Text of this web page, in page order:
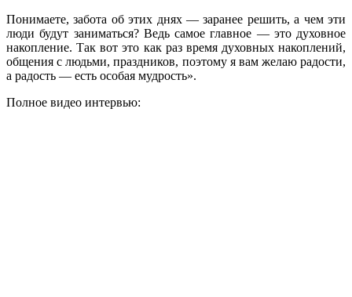
Понимаете, забота об этих днях — заранее решить, а чем эти
люди будут заниматься? Ведь самое главное — это духовное
накопление. Так вот это как раз время духовных накоплений,
общения с людьми, праздников, поэтому я вам желаю радости,
а радость — есть особая мудрость».
Полное видео интервью: